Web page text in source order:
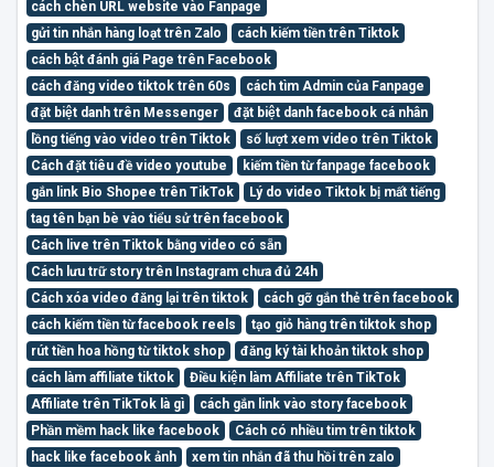
cách chèn URL website vào Fanpage
gửi tin nhắn hàng loạt trên Zalo
cách kiếm tiền trên Tiktok
cách bật đánh giá Page trên Facebook
cách đăng video tiktok trên 60s
cách tìm Admin của Fanpage
đặt biệt danh trên Messenger
đặt biệt danh facebook cá nhân
lồng tiếng vào video trên Tiktok
số lượt xem video trên Tiktok
Cách đặt tiêu đề video youtube
kiếm tiền từ fanpage facebook
gắn link Bio Shopee trên TikTok
Lý do video Tiktok bị mất tiếng
tag tên bạn bè vào tiểu sử trên facebook
Cách live trên Tiktok bằng video có sẵn
Cách lưu trữ story trên Instagram chưa đủ 24h
Cách xóa video đăng lại trên tiktok
cách gỡ gắn thẻ trên facebook
cách kiếm tiền từ facebook reels
tạo giỏ hàng trên tiktok shop
rút tiền hoa hồng từ tiktok shop
đăng ký tài khoản tiktok shop
cách làm affiliate tiktok
Điều kiện làm Affiliate trên TikTok
Affiliate trên TikTok là gì
cách gắn link vào story facebook
Phần mềm hack like facebook
Cách có nhiều tim trên tiktok
hack like facebook ảnh
xem tin nhắn đã thu hồi trên zalo